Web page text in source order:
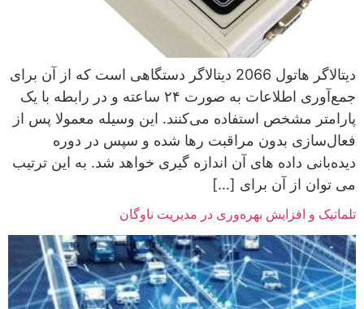
دیتالاگر هاتول 2066 دیتالاگر دستگاهی است که از آن برای
جمع‌آوری اطلاعات به صورت ۲۴ ساعته و در رابطه با یک
پارامتر مشخص استفاده می‌کنند. این وسیله معمولا پس از
فعال‌سازی بدون مراقبت رها شده و سپس در دوره
دیده‌بانی داده های آن اندازه گیری خواهد شد. به این ترتیب
می توان از آن برای […]
تلماتیک و افزایش بهره‌وری در مدیریت ناوگان